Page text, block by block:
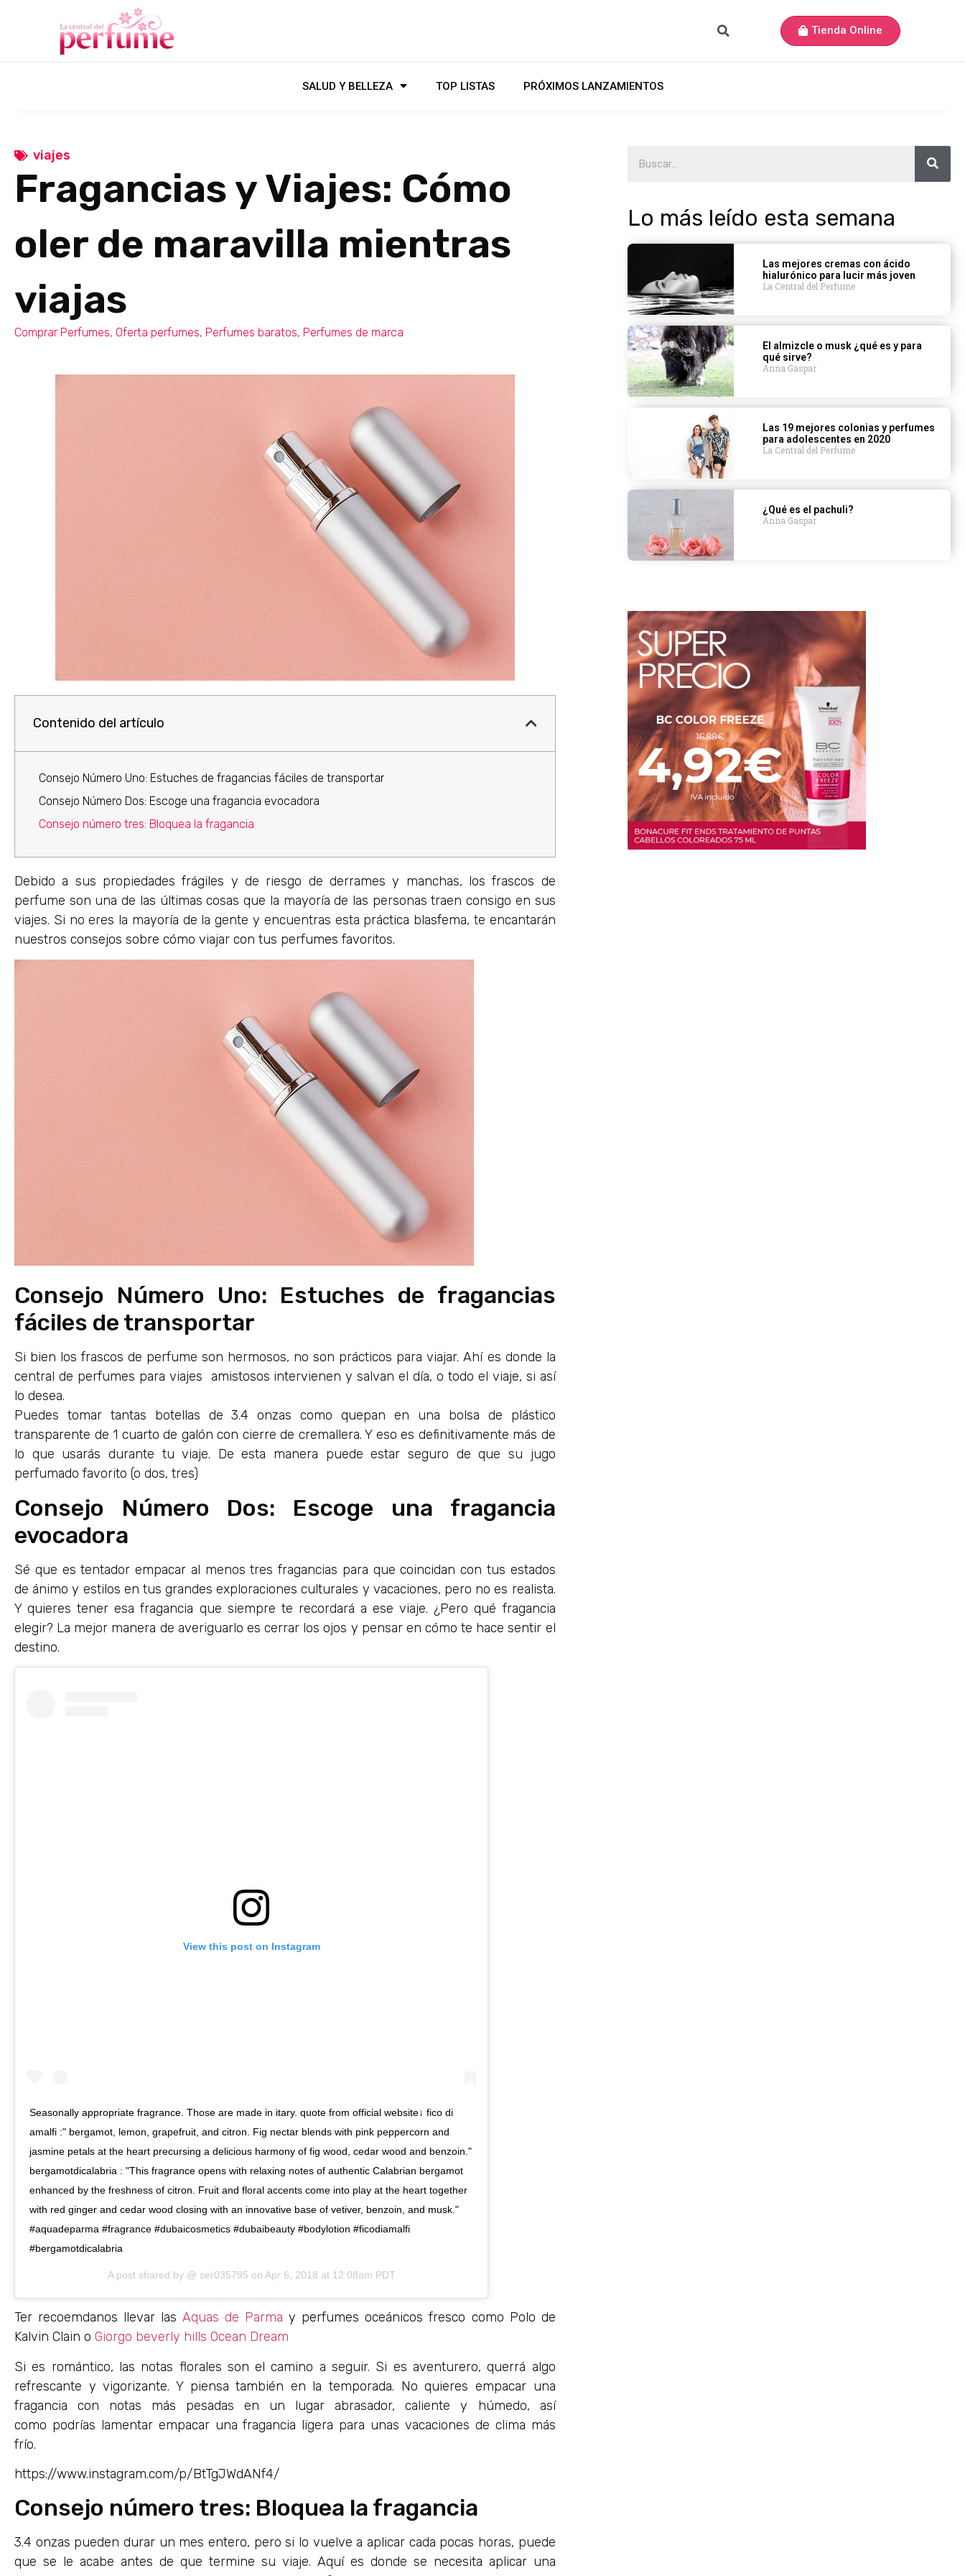
Tienda Online
SALUD Y BELLEZA TOP LISTAS PRÓXIMOS LANZAMIENTOS
viajes
Fragancias y Viajes: Cómo
oler de maravilla mientras
viajas
Comprar Perfumes, Oferta perfumes, Perfumes baratos, Perfumes de marca
Contenido del artículo
Consejo Número Uno: Estuches de fragancias fáciles de transportar
Consejo Número Dos: Escoge una fragancia evocadora
Consejo número tres: Bloquea la fragancia
Debido a sus propiedades frágiles y de riesgo de derrames y manchas, los frascos de
perfume son una de las últimas cosas que la mayoría de las personas traen consigo en sus
viajes. Si no eres la mayoría de la gente y encuentras esta práctica blasfema, te encantarán
nuestros consejos sobre cómo viajar con tus perfumes favoritos.
Consejo Número Uno: Estuches de fragancias
fáciles de transportar
Si bien los frascos de perfume son hermosos, no son prácticos para viajar. Ahí es donde la
central de perfumes para viajes amistosos intervienen y salvan el día, o todo el viaje, si así
lo desea.
Puedes tomar tantas botellas de 3.4 onzas como quepan en una bolsa de plástico
transparente de 1 cuarto de galón con cierre de cremallera. Y eso es definitivamente más de
lo que usarás durante tu viaje. De esta manera puede estar seguro de que su jugo
perfumado favorito (o dos, tres)
Consejo Número Dos: Escoge una fragancia
evocadora
Sé que es tentador empacar al menos tres fragancias para que coincidan con tus estados
de ánimo y estilos en tus grandes exploraciones culturales y vacaciones, pero no es realista.
Y quieres tener esa fragancia que siempre te recordará a ese viaje. ¿Pero qué fragancia
elegir? La mejor manera de averiguarlo es cerrar los ojos y pensar en cómo te hace sentir el
destino.
View this post on Instagram
Seasonally appropriate fragrance. Those are made in itary. quote from official website↓ fico di
amalfi :" bergamot, lemon, grapefruit, and citron. Fig nectar blends with pink peppercorn and
jasmine petals at the heart precursing a delicious harmony of fig wood, cedar wood and benzoin."
bergamotdicalabria : "This fragrance opens with relaxing notes of authentic Calabrian bergamot
enhanced by the freshness of citron. Fruit and floral accents come into play at the heart together
with red ginger and cedar wood closing with an innovative base of vetiver, benzoin, and musk."
#aquadeparma #fragrance #dubaicosmetics #dubaibeauty #bodylotion #ficodiamalfi
#bergamotdicalabria
A post shared by @ ser035795 on Apr 6, 2018 at 12:08am PDT
Ter recoemdanos llevar lasAquas de Parma y perfumes oceánicos fresco como Polo de
Kalvin Clain o Giorgo beverly hills Ocean Dream
Si es romántico, las notas florales son el camino a seguir. Si es aventurero, querrá algo
refrescante y vigorizante. Y piensa también en la temporada. No quieres empacar una
fragancia con notas más pesadas en un lugar abrasador, caliente y húmedo, así
como podrías lamentar empacar una fragancia ligera para unas vacaciones de clima más
frío.
https://www.instagram.com/p/BtTgJWdANf4/
Consejo número tres: Bloquea la fragancia
3.4 onzas pueden durar un mes entero, pero si lo vuelve a aplicar cada pocas horas, puede
que se le acabe antes de que termine su viaje. Aquí es donde se necesita aplicar una
Lo más leído esta semana
Las mejores cremas con ácido
hialurónico para lucir más joven
La Central del Perfume
El almizcle o musk ¿qué es y para
qué sirve?
Anna Gaspar
Las 19 mejores colonias y perfumes
para adolescentes en 2020
La Central del Perfume
¿Qué es el pachuli?
Anna Gaspar